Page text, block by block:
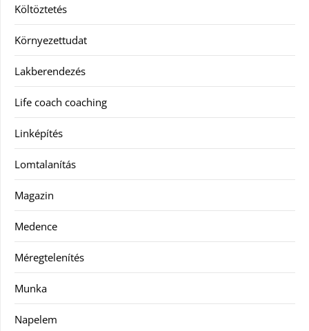
Költöztetés
Környezettudat
Lakberendezés
Life coach coaching
Linképítés
Lomtalanítás
Magazin
Medence
Méregtelenítés
Munka
Napelem